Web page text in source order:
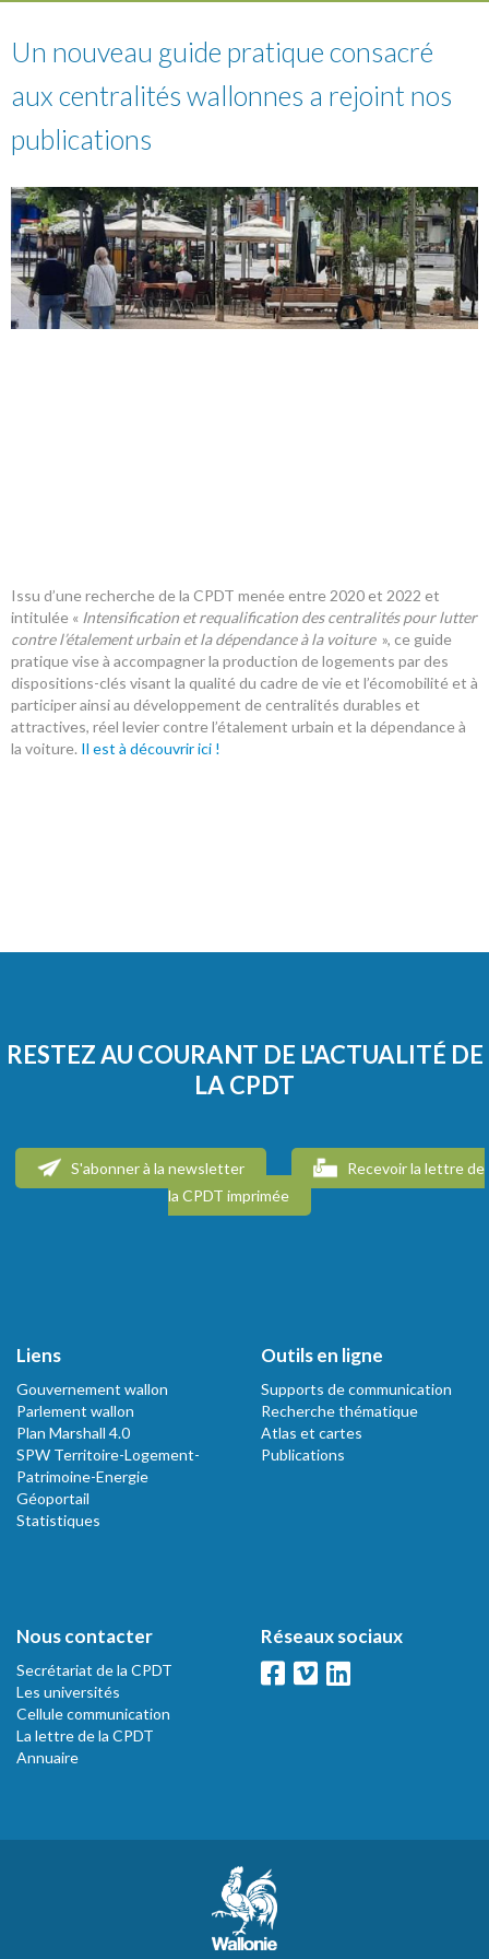
Un nouveau guide pratique consacré
aux centralités wallonnes a rejoint nos
publications
Issu d’une recherche de la CPDT menée entre 2020 et 2022 et
intitulée « Intensification et requalification des centralités pour lutter
contre l’étalement urbain et la dépendance à la voiture », ce guide
pratique vise à accompagner la production de logements par des
dispositions-clés visant la qualité du cadre de vie et l’écomobilité et à
participer ainsi au développement de centralités durables et
attractives, réel levier contre l’étalement urbain et la dépendance à
la voiture. Il est à découvrir ici !
RESTEZ AU COURANT DE L'ACTUALITÉ DE
LA CPDT
S'abonner à la newsletter
Recevoir la lettre de
la CPDT imprimée
Liens
Gouvernement wallon
Parlement wallon
Plan Marshall 4.0
SPW Territoire-Logement-
Patrimoine-Energie
Géoportail
Statistiques
Outils en ligne
Supports de communication
Recherche thématique
Atlas et cartes
Publications
Nous contacter
Secrétariat de la CPDT
Les universités
Cellule communication
La lettre de la CPDT
Annuaire
Réseaux sociaux